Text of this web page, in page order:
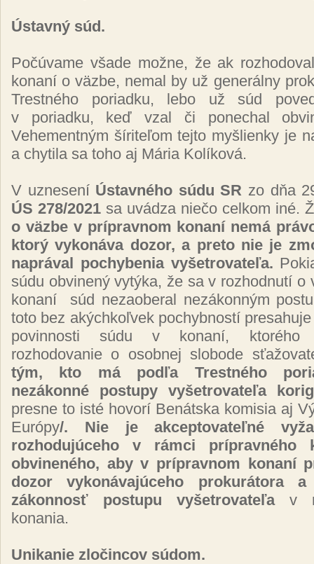
Ústavný súd.
Počúvame všade možne, že ak
konaní o väzbe, nemal by už generálny
Trestného poriadku, lebo už súd
v poriadku, keď vzal či ponechal
Vehementným šíriteľom tejto myšlienky je
a chytila sa toho aj Mária Kolíková.
V uznesení Ústavného súdu SR zo dňa
ÚS 278/2021 sa uvádza niečo celkom iné.
o väzbe v prípravnom konaní nemá
ktorý vykonáva dozor, a preto nie je
naprával pochybenia vyšetrovateľa.
súdu obvinený vytýka, že sa v rozhodnutí o
konaní
súd nezaoberal nezákonným
toto bez akýchkoľvek pochybností
povinnosti súdu v konaní, ktorého
rozhodovanie o osobnej slobode
tým, kto má podľa Trestného
nezákonné postupy vyšetrovateľa
presne to isté hovorí Benátska komisia aj
Európy/. Nie je akceptovateľné
rozhodujúceho v rámci prípravného
obvineného, aby v prípravnom konaní
dozor vykonávajúceho prokurátora
zákonnosť postupu vyšetrovateľav
konania.
Unikanie zločincov súdom.